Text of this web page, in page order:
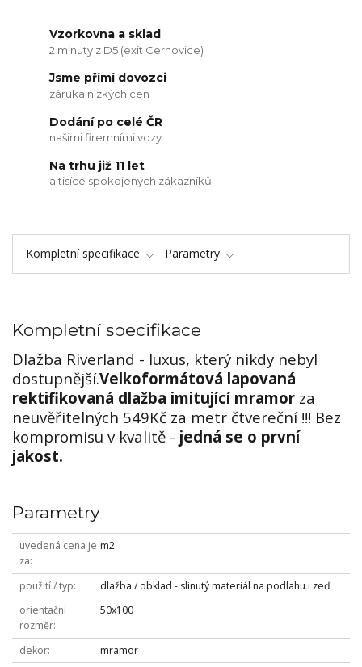
Vzorkovna a sklad
2 minuty z D5 (exit Cerhovice)
Jsme přímí dovozci
záruka nízkých cen
Dodání po celé ČR
našimi firemními vozy
Na trhu již 11 let
a tisíce spokojených zákazníků
Kompletní specifikace Parametry
Kompletní specifikace
Dlažba Riverland - luxus, který nikdy nebyl
dostupnější.Velkoformátová lapovaná
rektifikovaná dlažba imitující mramor za
neuvěřitelných 549Kč za metr čtvereční !!! Bez
kompromisu v kvalitě - jedná se o první
jakost.
Parametry
uvedená cena je
za
m2
použití / typ
dlažba / obklad - slinutý materiál na podlahu i zeď
orientační
rozměr
50x100
dekor
mramor